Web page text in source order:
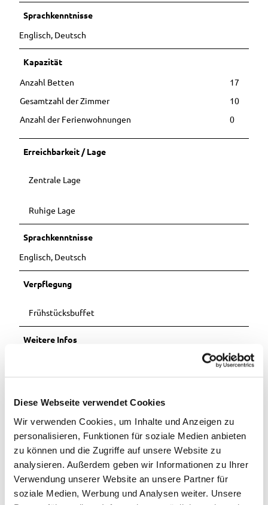
Diese Webseite verwendet Cookies
Wir verwenden Cookies, um Inhalte und Anzeigen zu
personalisieren, Funktionen für soziale Medien anbieten
zu können und die Zugriffe auf unsere Website zu
analysieren. Außerdem geben wir Informationen zu Ihrer
Verwendung unserer Website an unsere Partner für
soziale Medien, Werbung und Analysen weiter. Unsere
Sprachkenntnisse
Englisch, Deutsch
Kapazität
Anzahl Betten
17
Gesamtzahl der Zimmer
10
Anzahl der Ferienwohnungen
0
Erreichbarkeit / Lage
Zentrale Lage
Ruhige Lage
Sprachkenntnisse
Englisch, Deutsch
Verpflegung
Frühstücksbuffet
Weitere Infos
Unsere familiäre und gemütliche Unterkunft bietet sich für
Ihren Jahresurlaub an und Ihre Zufriedenheit ist unser Ziel.
bei uns genau richtig. Ihre Unterkunft ist 800m vom Bad
Zwischenahner Meer gelegen und Sie können sich zwischen
komfortabel eingerichteten Einzelzimmern oder unseren
gemütlichen Doppelzimmern entscheiden. Für noch mehr
Flexibilität sorgt unser geräumiges Appartement. Um Ihr
leibliches Wohl kümmern wir uns natürlich auch. So bieten
wir Ihnen ein leckeres Frühstücksbuffet an und setzen dabei
auf vielfältige Speisen aus der Region. Der Tag beginnt damit